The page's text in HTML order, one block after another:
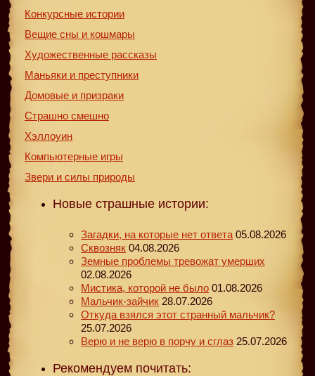
Конкурсные истории
Вещие сны и кошмары
Художественные рассказы
Маньяки и преступники
Домовые и призраки
Страшно смешно
Хэллоуин
Компьютерные игры
Звери и силы природы
Новые страшные истории:
Загадки, на которые нет ответа 05.08.2026
Сквозняк 04.08.2026
Земные проблемы тревожат умерших
02.08.2026
Мистика, которой не было 01.08.2026
Мальчик-зайчик 28.07.2026
Откуда взялся этот странный мальчик?
25.07.2026
Верю и не верю в порчу и сглаз 25.07.2026
Рекомендуем почитать: